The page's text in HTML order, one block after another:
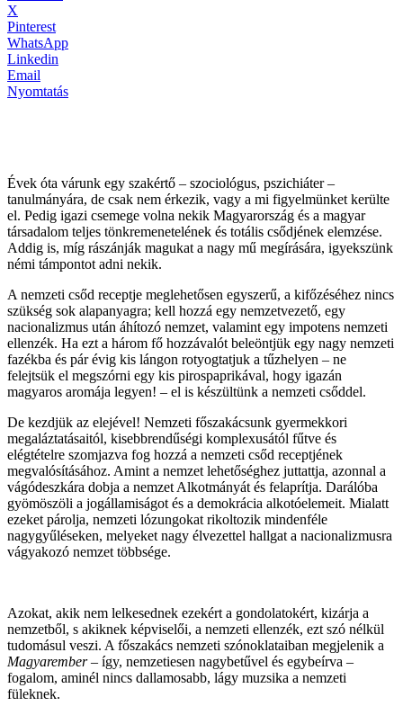
X
Pinterest
WhatsApp
Linkedin
Email
Nyomtatás
Évek óta várunk egy szakértő – szociológus, pszichiáter –
tanulmányára, de csak nem érkezik, vagy a mi figyelmünket kerülte
el. Pedig igazi csemege volna nekik Magyarország és a magyar
társadalom teljes tönkremenetelének és totális csődjének elemzése.
Addig is, míg rászánják magukat a nagy mű megírására, igyekszünk
némi támpontot adni nekik.
A nemzeti csőd receptje meglehetősen egyszerű, a kifőzéséhez nincs
szükség sok alapanyagra; kell hozzá egy nemzetvezető, egy
nacionalizmus után áhítozó nemzet, valamint egy impotens nemzeti
ellenzék. Ha ezt a három fő hozzávalót beleöntjük egy nagy nemzeti
fazékba és pár évig kis lángon rotyogtatjuk a tűzhelyen – ne
felejtsük el megszórni egy kis pirospaprikával, hogy igazán
magyaros aromája legyen! – el is készültünk a nemzeti csőddel.
De kezdjük az elejével! Nemzeti főszakácsunk gyermekkori
megaláztatásaitól, kisebbrendűségi komplexusától fűtve és
elégtételre szomjazva fog hozzá a nemzeti csőd receptjének
megvalósításához. Amint a nemzet lehetőséghez juttattja, azonnal a
vágódeszkára dobja a nemzet Alkotmányát és felaprítja. Darálóba
gyömöszöli a jogállamiságot és a demokrácia alkotóelemeit. Mialatt
ezeket párolja, nemzeti lózungokat rikoltozik mindenféle
nagygyűléseken, melyeket nagy élvezettel hallgat a nacionalizmusra
vágyakozó nemzet többsége.
Azokat, akik nem lelkesednek ezekért a gondolatokért, kizárja a
nemzetből, s akiknek képviselői, a nemzeti ellenzék, ezt szó nélkül
tudomásul veszi. A főszakács nemzeti szónoklataiban megjelenik a
Magyarember– így, nemzetiesen nagybetűvel és egybeírva –
fogalom, aminél nincs dallamosabb, lágy muzsika a nemzeti
füleknek.